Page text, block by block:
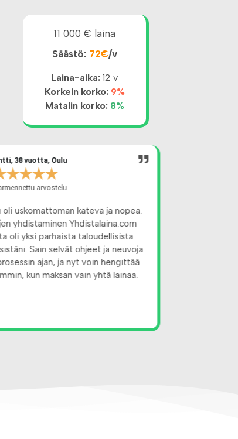
11 000 € laina
Säästö: 72€/v
Laina-aika: 12 v
Korkein korko: 9%
Matalin korko: 8%
38 vuotta, Oulu
★★★★
arvostelu
oli uskomattoman kätevä ja nopea.
yhdistäminen Yhdistalaina.com
oli yksi parhaista taloudellisista
Sain selvät ohjeet ja neuvoja
ajan, ja nyt voin hengittää
kun maksan vain yhtä lainaa.